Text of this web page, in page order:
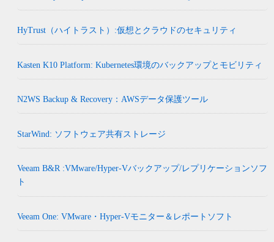
HyTrust（ハイトラスト）:仮想とクラウドのセキュリティ
Kasten K10 Platform: Kubernetes環境のバックアップとモビリティ
N2WS Backup & Recovery：AWSデータ保護ツール
StarWind: ソフトウェア共有ストレージ
Veeam B&R :VMware/Hyper-Vバックアップ/レプリケーションソフ
ト
Veeam One: VMware・Hyper-Vモニター＆レポートソフト